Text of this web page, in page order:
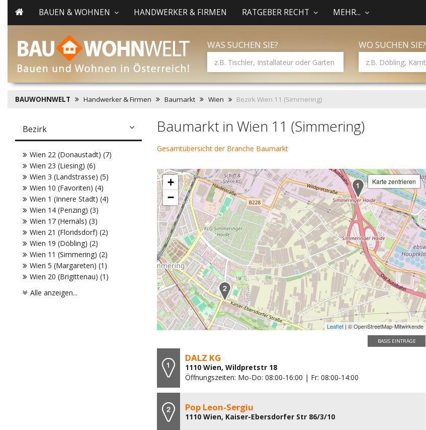
BAUEN & WOHNEN HANDWERKER & FIRMEN RATGEBER RECHT MEHR...
WAS SUCHEN SIE? WO SUCHEN SIE?
BAUWOHNWELT Handwerker & Firmen Baumarkt Wien Bezirk Wien 11 (Simmering)
Baumarkt in Wien 11 (Simmering)
Gesamtübersicht der Branche Baumarkt
+
−
Karte zentrieren
Leaflet | © OpenStreetMap-Mitwirkende
BASIS EINTRÄGE
DALZ KG
1110 Wien, Wildpretstr 18
Öffnungszeiten: Mo-Do: 08:00-16:00 | Fr: 08:00-14:00
Pop Leon-Sergiu
1110 Wien, Kaiser-Ebersdorfer Str 86/3/10
Bezirk
Wien 22 (Donaustadt) (7)
Wien 23 (Liesing) (6)
Wien 3 (Landstrasse) (5)
Wien 10 (Favoriten) (4)
Wien 1 (Innere Stadt) (4)
Wien 14 (Penzing) (3)
Wien 17 (Hernals) (3)
Wien 21 (Floridsdorf) (2)
Wien 19 (Döbling) (2)
Wien 11 (Simmering) (2)
Wien 5 (Margareten) (1)
Wien 20 (Brigittenau) (1)
Alle anzeigen...